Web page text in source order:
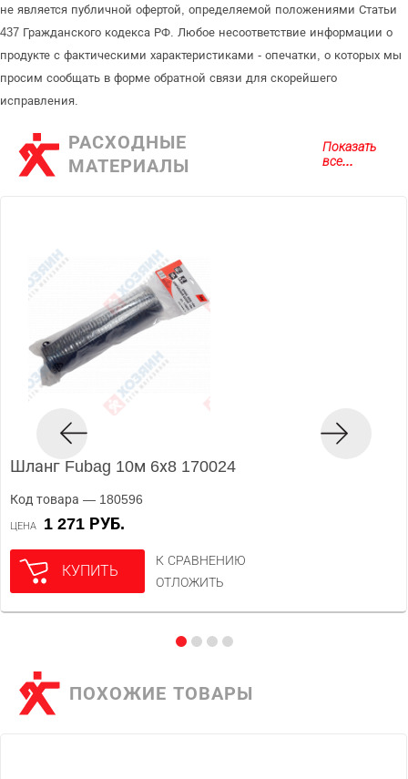
не является публичной офертой, определяемой положениями Статьи
437 Гражданского кодекса РФ. Любое несоответствие информации о
продукте с фактическими характеристиками - опечатки, о которых мы
просим сообщать в форме обратной связи для скорейшего
исправления.
РАСХОДНЫЕ
МАТЕРИАЛЫ
Показать
все...
Шланг Fubag 10м 6х8 170024
Код товара — 180596
ЦЕНА 1 271 РУБ.
КУПИТЬ
К СРАВНЕНИЮ
ОТЛОЖИТЬ
ПОХОЖИЕ ТОВАРЫ